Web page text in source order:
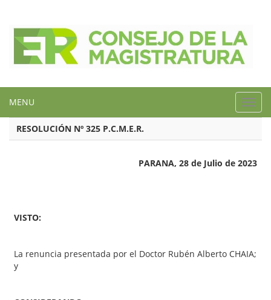
MENU
RESOLUCIÓN Nº 325 P.C.M.E.R.
PARANA, 28 de Julio de 2023
VISTO:
La renuncia presentada por el Doctor Rubén Alberto CHAIA;
y